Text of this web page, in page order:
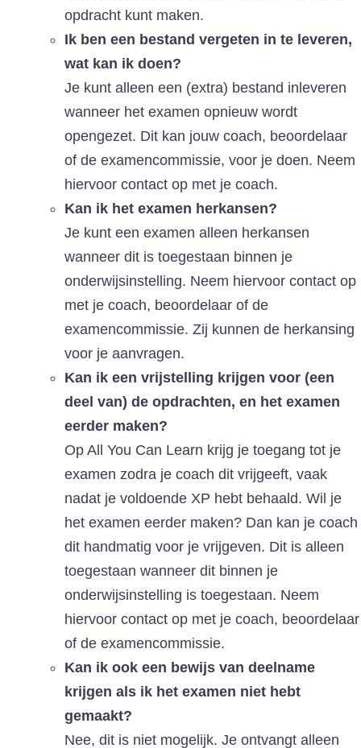
opdracht kunt maken.
Ik ben een bestand vergeten in te leveren,
wat kan ik doen?
Je kunt alleen een (extra) bestand inleveren
wanneer het examen opnieuw wordt
opengezet. Dit kan jouw coach, beoordelaar
of de examencommissie, voor je doen. Neem
hiervoor contact op met je coach.
Kan ik het examen herkansen?
Je kunt een examen alleen herkansen
wanneer dit is toegestaan binnen je
onderwijsinstelling. Neem hiervoor contact op
met je coach, beoordelaar of de
examencommissie. Zij kunnen de herkansing
voor je aanvragen.
Kan ik een vrijstelling krijgen voor (een
deel van) de opdrachten, en het examen
eerder maken?
Op All You Can Learn krijg je toegang tot je
examen zodra je coach dit vrijgeeft, vaak
nadat je voldoende XP hebt behaald. Wil je
het examen eerder maken? Dan kan je coach
dit handmatig voor je vrijgeven. Dit is alleen
toegestaan wanneer dit binnen je
onderwijsinstelling is toegestaan. Neem
hiervoor contact op met je coach, beoordelaar
of de examencommissie.
Kan ik ook een bewijs van deelname
krijgen als ik het examen niet hebt
gemaakt?
Nee, dit is niet mogelijk. Je ontvangt alleen